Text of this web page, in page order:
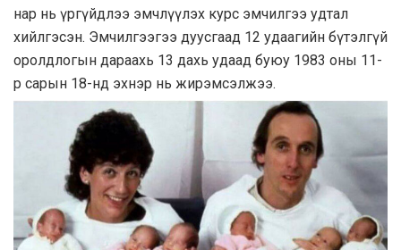
нар нь үргүйдлээ эмчлүүлэх курс эмчилгээ удтал
хийлгэсэн. Эмчилгээгээ дуусгаад 12 удаагийн бүтэлгүй
оролдлогын дараахь 13 дахь удаад буюу 1983 оны 11-
р сарын 18-нд эхнэр нь жирэмсэлжээ.